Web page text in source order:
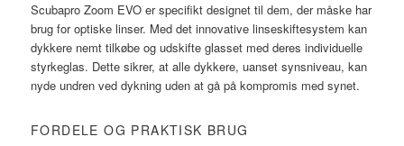
Scubapro Zoom EVO er specifikt designet til dem, der måske har
brug for optiske linser. Med det innovative linseskiftesystem kan
dykkere nemt tilkøbe og udskifte glasset med deres individuelle
styrkeglas. Dette sikrer, at alle dykkere, uanset synsniveau, kan
nyde undren ved dykning uden at gå på kompromis med synet.
FORDELE OG PRAKTISK BRUG